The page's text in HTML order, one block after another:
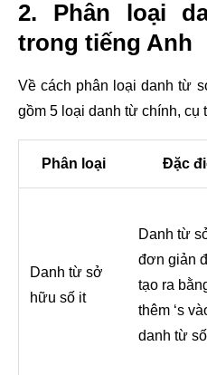
2. Phân loại
trong tiếng Anh
Về cách phân loại danh từ
gồm 5 loại danh từ chính, cụ
Phân loại Đặc
Danh từ sở
hữu số it
Danh từ
đơn giản
tạo ra
thêm ‘s
danh từ